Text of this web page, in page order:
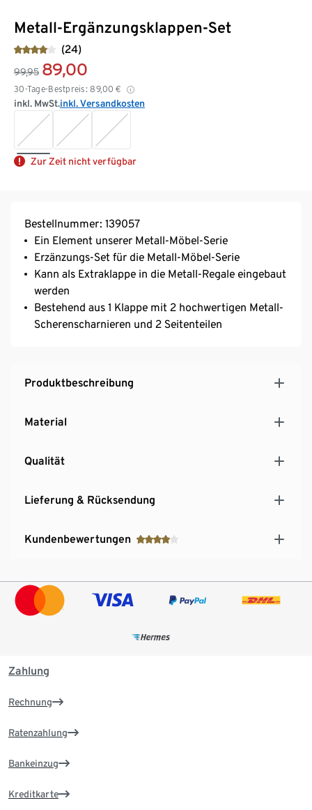
Metall-Ergänzungsklappen-Set
(24)
99,95 89,00
30-Tage-Bestpreis: 89,00 €
inkl. MwSt.inkl. Versandkosten
Zur Zeit nicht verfügbar
Bestellnummer: 139057
Ein Element unserer Metall-Möbel-Serie
Erzänzungs-Set für die Metall-Möbel-Serie
Kann als Extraklappe in die Metall-Regale eingebaut
werden
Bestehend aus 1 Klappe mit 2 hochwertigen Metall-
Scherenscharnieren und 2 Seitenteilen
Produktbeschreibung
Material
Qualität
Lieferung & Rücksendung
Kundenbewertungen
Zahlung
Rechnung
Ratenzahlung
Bankeinzug
Kreditkarte